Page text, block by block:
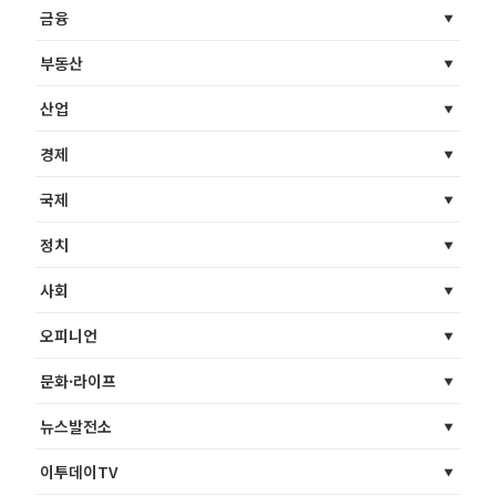
금융
부동산
산업
경제
국제
정치
사회
오피니언
문화·라이프
뉴스발전소
이투데이TV